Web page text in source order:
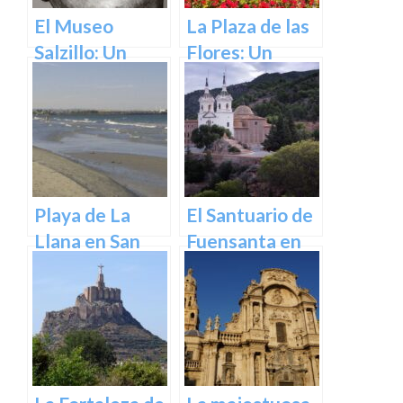
El Museo
Salzillo: Un
Escultura
Barroca en
España en
Murcia
La Plaza de las
Flores: Un
Rincón de Color
en la Ciudad de
Murcia
Playa de La
Llana en San
Pedro del
Pinatar
El Santuario de
Fuensanta en
Murcia: Un
Lugar de
Devoción y
Belleza Natural